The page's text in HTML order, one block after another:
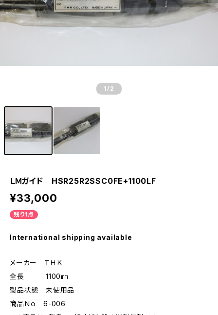
1 /2
ＬＭガイド HSR25R2SSC0FE+1100LF
¥33,000
残り1点
International shipping available
メーカー ＴＨＫ
全長 1100㎜
製品状態 未使用品
商品Ｎｏ 6-006